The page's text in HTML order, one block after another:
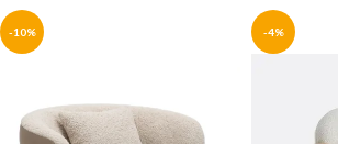
-10% -4%